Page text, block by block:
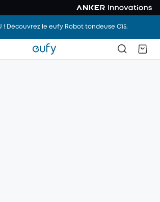
! Découvrez le eufy Robot tondeuse C15.